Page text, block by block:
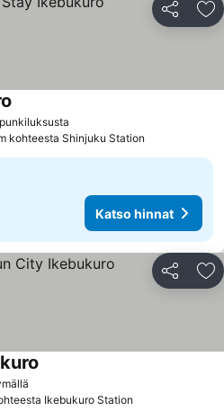
Jaa
kohteesta Shinjuku Station
Katso hinnat
Jaa
Ikebukuro Station